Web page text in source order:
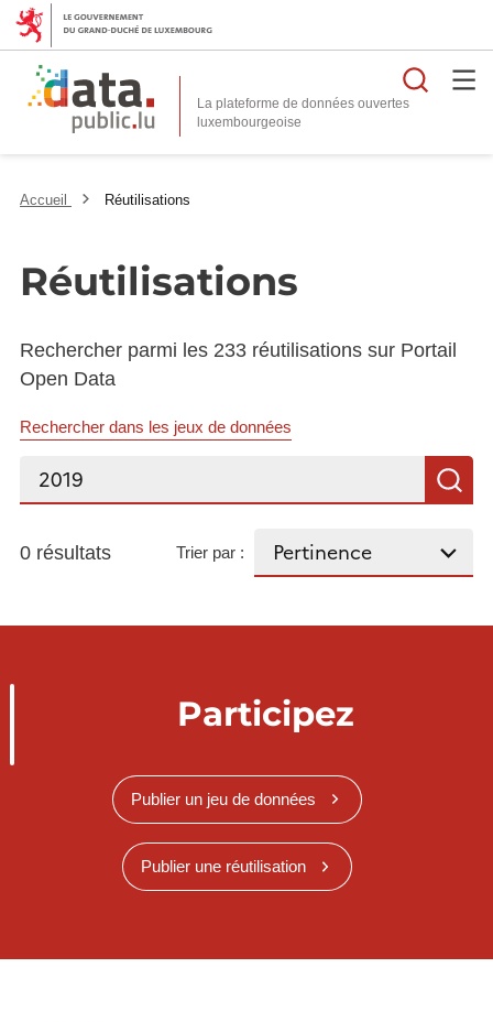
La plateforme de données ouvertes
Accueil Réutilisations
Réutilisations
Rechercher parmi les 233 réutilisations sur Portail
Open Data
Rechercher dans les jeux de données
Rechercher...
0 résultats Trier par :
Participez
Publier un jeu de données
Publier une réutilisation